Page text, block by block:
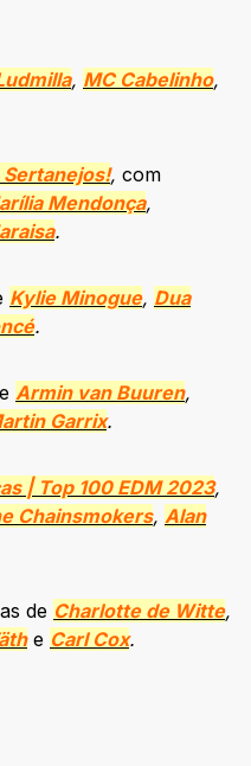
, MC Cabelinho,
Sertanejos!, com
Mendonça,
.
Kylie Minogue, Dua
.
Armin van Buuren,
Garrix.
| Top 100 EDM 2023,
Chainsmokers, Alan
de Charlotte de Witte,
e Carl Cox.